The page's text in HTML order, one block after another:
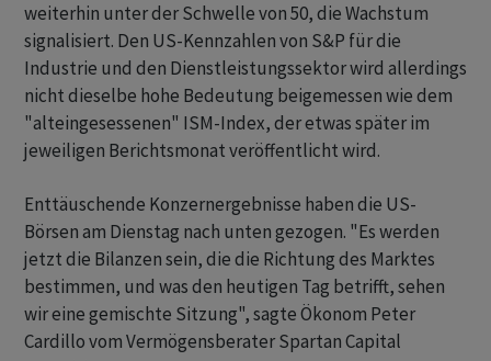
weiterhin unter der Schwelle von 50, die Wachstum
signalisiert. Den US-Kennzahlen von S&P für die
Industrie und den Dienstleistungssektor wird allerdings
nicht dieselbe hohe Bedeutung beigemessen wie dem
"alteingesessenen" ISM-Index, der etwas später im
jeweiligen Berichtsmonat veröffentlicht wird.
Enttäuschende Konzernergebnisse haben die US-
Börsen am Dienstag nach unten gezogen. "Es werden
jetzt die Bilanzen sein, die die Richtung des Marktes
bestimmen, und was den heutigen Tag betrifft, sehen
wir eine gemischte Sitzung", sagte Ökonom Peter
Cardillo vom Vermögensberater Spartan Capital